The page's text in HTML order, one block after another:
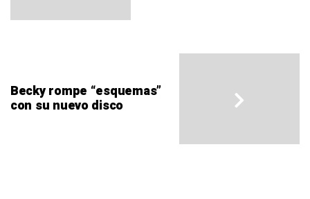
Becky rompe “esquemas”
con su nuevo disco